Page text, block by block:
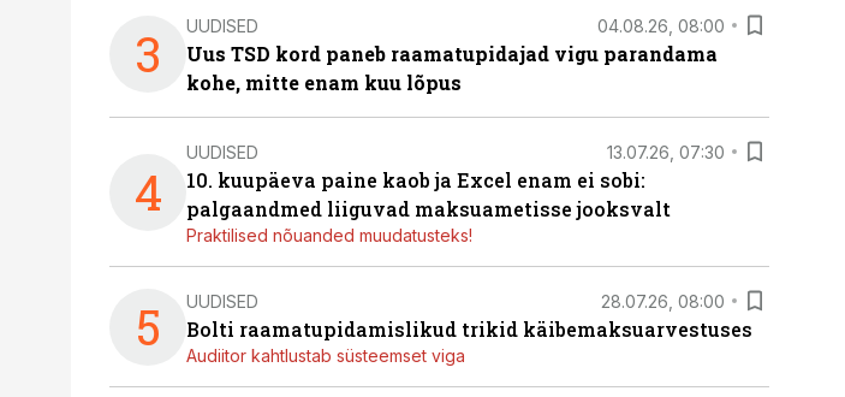
3 UUDISED 04.08.26, 08:00
Uus TSD kord paneb raamatupidajad vigu parandama
kohe, mitte enam kuu lõpus
4
UUDISED 13.07.26, 07:30
10. kuupäeva paine kaob ja Excel enam ei sobi:
palgaandmed liiguvad maksuametisse jooksvalt
Praktilised nõuanded muudatusteks!
5 UUDISED 28.07.26, 08:00
Bolti raamatupidamislikud trikid käibemaksuarvestuses
Audiitor kahtlustab süsteemset viga